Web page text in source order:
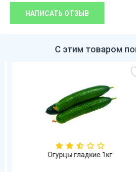
НАПИСАТЬ ОТЗЫВ
С этим товаром
Огурцы гладкие 1кг